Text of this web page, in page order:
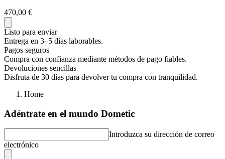
470,00 €
Listo para enviar
Entrega en 3–5 días laborables.
Pagos seguros
Compra con confianza mediante métodos de pago fiables.
Devoluciones sencillas
Disfruta de 30 días para devolver tu compra con tranquilidad.
Home
Adéntrate en el mundo Dometic
Introduzca su dirección de correo
electrónico